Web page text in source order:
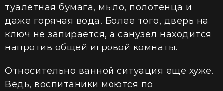
туалетная бумага, мыло, полотенца и
даже горячая вода. Более того, дверь на
ключ не запирается, а санузел находится
напротив общей игровой комнаты.
Относительно ванной ситуация еще хуже.
Ведь, воспитаники моются по